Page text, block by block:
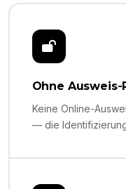
Ohne Ausweis-
Keine Online-
— die